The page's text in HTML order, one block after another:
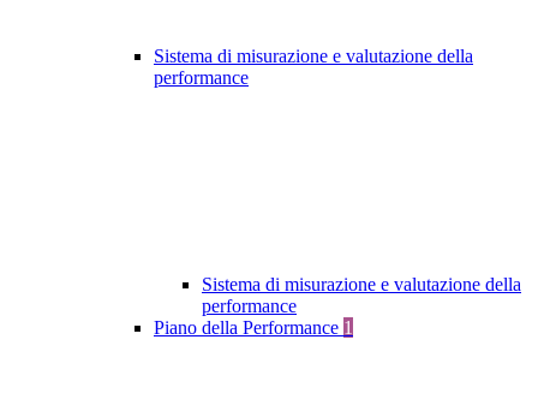
Sistema di misurazione e valutazione della
performance
Sistema di misurazione e valutazione della
performance
Piano della Performance 1